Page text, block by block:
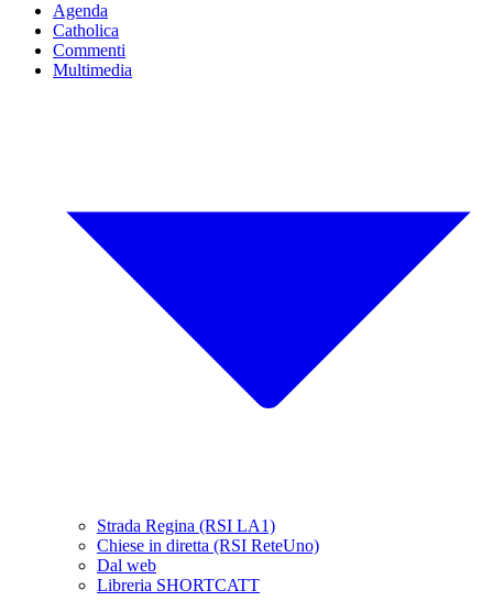
Agenda
Catholica
Commenti
Multimedia
Strada Regina (RSI LA1)
Chiese in diretta (RSI ReteUno)
Dal web
Libreria SHORTCATT